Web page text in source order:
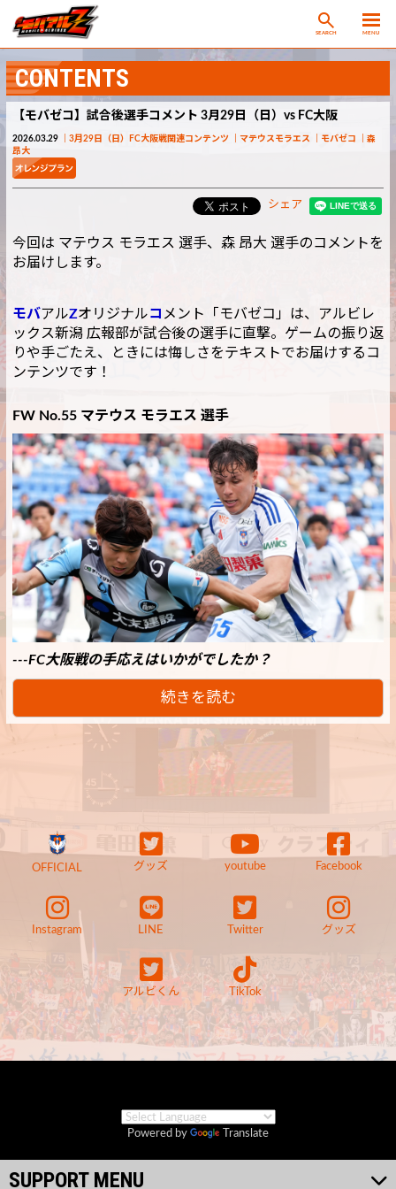
SEARCH MENU
CONTENTS
【モバゼコ】試合後選手コメント 3月29日（日）vs FC大阪
2026.03.29 3月29日（日）FC大阪戦関連コンテンツ マテウスモラエス モバゼコ
森
昂大
シェア
今回は マテウス モラエス 選手、森 昂大 選手のコメントを
お届けします。
モバアルZオリジナルコ メント「モバゼコ」は、アルビレ
ックス新潟 広報部が試合後の選手に直撃。ゲームの振り返
りや手ごたえ、ときには悔しさをテキストでお届けするコ
ンテンツです！
FW No.55 マテウス モラエス 選手
---FC大阪戦の手応えはいかがでしたか？
続きを読む
OFFICIAL グッズ youtube Facebook
Instagram LINE Twitter グッズ
アルビくん TikTok
Powered by Translate
SUPPORT MENU